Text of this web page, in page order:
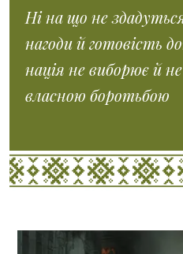
Ні на що не
нагоди й готовість
нація не виборює й не
власною боротьбою